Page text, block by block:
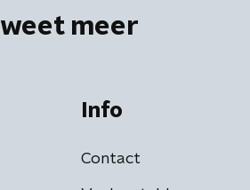
weet meer
Info
Contact